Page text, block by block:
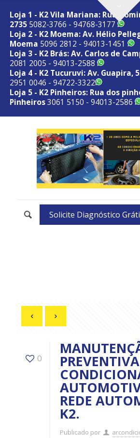
Loja 1 - K2 Vila Mariana: Rua
2735 5082-3766 - 94768-3177
Loja 2 - K2 Moema: Av. Hélio
Moema 5096 2812 - 94013-1451
Loja 3 - K2 Brás: Av. Carlos de
2081 2005 - 94013-2588
Loja 4 - K2 Tucuruvi: Av. Guapira,
2951 0046 - 94722-3322
Loja 5 - K2 Pinheiros: Rua dos
Pinheiros3061 5150 - 94013-2586
Solicite Diagnóstico
0
REDE
K2.
Publicado por